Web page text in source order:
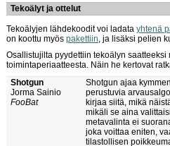
Tekoälyt ja ottelut
Tekoälyjen lähdekoodit voi ladata yhtenä
on koottu myös pakettiin , ja lisäksi pelien
Osallistujilta pyydettiin tekoälyn saatteeksi
toimintaperiaatteesta. Näin he kertovat
Shotgun
Jorma Sainio
FooBat
Shotgun ajaa
perustuvia
kirjaa siitä, mikä
mikäli se aina
metavalinta ei
joka voittaa eniten,
tilastollisen